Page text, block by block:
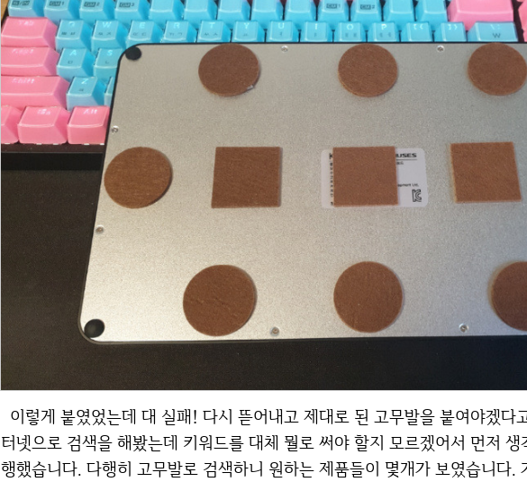
이렇게 붙였었는데 대 실패! 다시 뜯어내고 제대로 된 고무발을 붙여야겠다고 생각했습니다. 먼저 인
터넷으로 검색을 해봤는데 키워드를 대체 뭘로 써야 할지 모르겠어서 먼저
행했습니다. 다행히 고무발로 검색하니 원하는 제품들이 몇개가 보였습니다.